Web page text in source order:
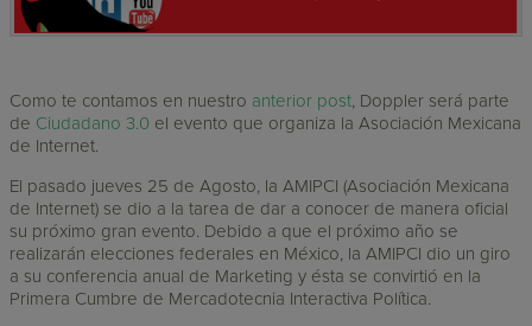
Como te contamos en nuestro anterior post, Doppler será parte
de Ciudadano 3.0 el evento que organiza la Asociación Mexicana
de Internet.
El pasado jueves 25 de Agosto, la AMIPCI (Asociación Mexicana
de Internet) se dio a la tarea de dar a conocer de manera oficial
su próximo gran evento. Debido a que el próximo año se
realizarán elecciones federales en México, la AMIPCI dio un giro
a su conferencia anual de Marketing y ésta se convirtió en la
Primera Cumbre de Mercadotecnia Interactiva Política.